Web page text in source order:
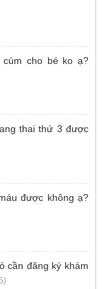
cho bé ko ạ?
thai thứ 3 được
được không ạ?
cần đăng ký khám